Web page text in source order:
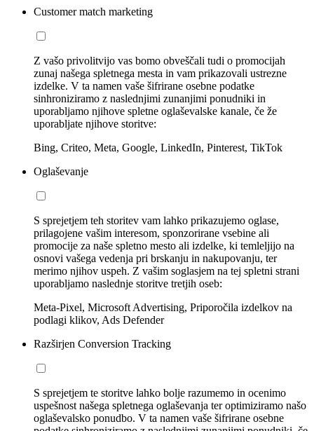
Customer match marketing
Z vašo privolitvijo vas bomo obveščali tudi o promocijah
zunaj našega spletnega mesta in vam prikazovali ustrezne
izdelke. V ta namen vaše šifrirane osebne podatke
sinhroniziramo z naslednjimi zunanjimi ponudniki in
uporabljamo njihove spletne oglaševalske kanale, če že
uporabljate njihove storitve:
Bing, Criteo, Meta, Google, LinkedIn, Pinterest, TikTok
Oglaševanje
S sprejetjem teh storitev vam lahko prikazujemo oglase,
prilagojene vašim interesom, sponzorirane vsebine ali
promocije za naše spletno mesto ali izdelke, ki temleljijo na
osnovi vašega vedenja pri brskanju in nakupovanju, ter
merimo njihov uspeh. Z vašim soglasjem na tej spletni strani
uporabljamo naslednje storitve tretjih oseb:
Meta-Pixel, Microsoft Advertising, Priporočila izdelkov na
podlagi klikov, Ads Defender
Razširjen Conversion Tracking
S sprejetjem te storitve lahko bolje razumemo in ocenimo
uspešnost našega spletnega oglaševanja ter optimiziramo našo
oglaševalsko ponudbo. V ta namen vaše šifrirane osebne